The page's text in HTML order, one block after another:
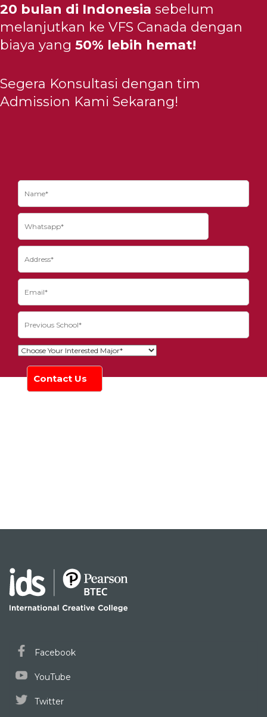
20 bulan di Indonesia sebelum
melanjutkan ke VFS Canada dengan
biaya yang 50% lebih hemat!
Segera Konsultasi dengan tim
Admission Kami Sekarang!
Facebook
YouTube
Twitter